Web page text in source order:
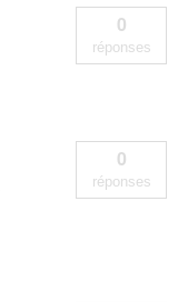
0
réponses
0
réponses